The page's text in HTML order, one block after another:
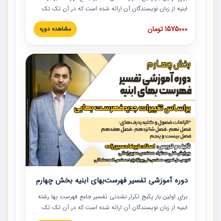
ابنیه از زبان نویسندگان آن ارائه شده است که در آن تک تک
ردیف ها و مطالب فهرست بها تفسیر و ارائه شده است. این
دوره به صورت کامل تصویری بوده و به همراه تصاویر عملیات
دوره با کلام مهندس علیرضاحسین‌زاده مدیر پروژه مهندسی
مشاور در امر بازنگری فهرست بها رشته ابنیه ارائه شده و به تمام
همکارانی که در حوزه صنعت ساخت در حال فعالیت هستند حتما
توصیه می کنیم از مطالب این دوره استفاده نمایند.
1575000 تومان مشاهده دوره
دوره آموزشی تفسیر فهرست‌بهای ابنیه بخش چهارم
برای اولین بار پکیج تکرار نشدنی تفسیر جامع فهرست بها رشته
ابنیه از زبان نویسندگان آن ارائه شده است که در آن تک تک
ردیف ها و مطالب فهرست بها تفسیر و ارائه شده است. این